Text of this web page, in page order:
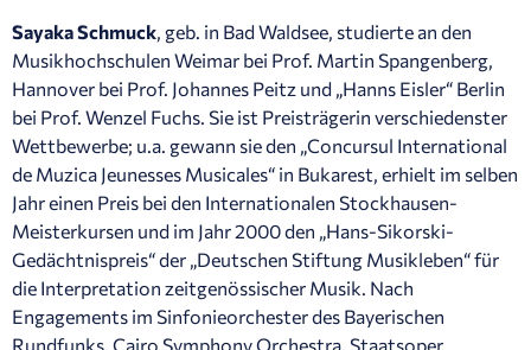
Sayaka Schmuck , geb. in Bad Waldsee, studierte an den
Musikhochschulen Weimar bei Prof. Martin Spangenberg,
Hannover bei Prof. Johannes Peitz und „Hanns Eisler“ Berlin
bei Prof. Wenzel Fuchs. Sie ist Preisträgerin verschiedenster
Wettbewerbe; u.a. gewann sie den „Concursul International
de Muzica Jeunesses Musicales“ in Bukarest, erhielt im selben
Jahr einen Preis bei den Internationalen Stockhausen-
Meisterkursen und im Jahr 2000 den „Hans-Sikorski-
Gedächtnispreis“ der „Deutschen Stiftung Musikleben“ für
die Interpretation zeitgenössischer Musik. Nach
Engagements im Sinfonieorchester des Bayerischen
Rundfunks, Cairo Symphony Orchestra, Staatsoper